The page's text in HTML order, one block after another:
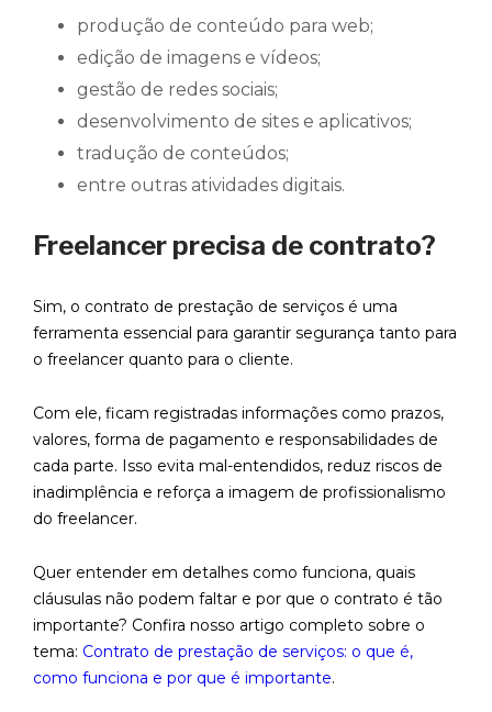
produção de conteúdo para web;
edição de imagens e vídeos;
gestão de redes sociais;
desenvolvimento de sites e aplicativos;
tradução de conteúdos;
entre outras atividades digitais.
Freelancer precisa de contrato?
Sim, o contrato de prestação de serviços é uma
ferramenta essencial para garantir segurança tanto para
o freelancer quanto para o cliente.
Com ele, ficam registradas informações como prazos,
valores, forma de pagamento e responsabilidades de
cada parte. Isso evita mal-entendidos, reduz riscos de
inadimplência e reforça a imagem de profissionalismo
do freelancer.
Quer entender em detalhes como funciona, quais
cláusulas não podem faltar e por que o contrato é tão
importante? Confira nosso artigo completo sobre o
tema: Contrato de prestação de serviços: o que é,
como funciona e por que é importante.